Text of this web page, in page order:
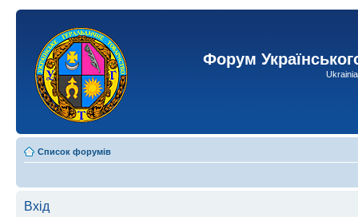
Форум
Список форумів
Вхід